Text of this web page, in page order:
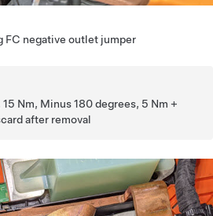
FC negative outlet jumper
Nm, Minus 180 degrees, 5 Nm +
after removal